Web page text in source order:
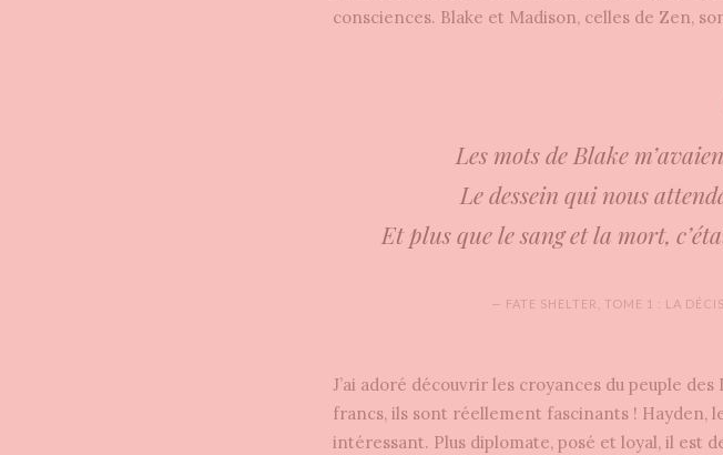
consciences. Blake et Madison, celles de Zen,
Les mots de Blake
Le dessein qui nous
Et plus que le sang et la mort,
— FATE SHELTER, TOME 1 : LA
J’ai adoré découvrir les croyances du peuple
francs, ils sont réellement fascinants ! Hayden,
intéressant. Plus diplomate, posé et loyal, il est